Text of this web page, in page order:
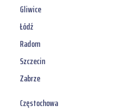
Gliwice
Łódź
Radom
Szczecin
Zabrze
Częstochowa